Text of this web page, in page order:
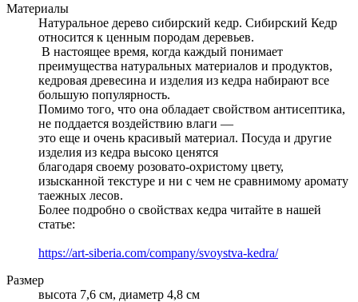
Материалы
Натуральное дерево сибирский кедр. Сибирский Кедр
относится к ценным породам деревьев.
В настоящее время, когда каждый понимает
преимущества натуральных материалов и продуктов,
кедровая древесина и изделия из кедра набирают все
большую популярность.
Помимо того, что она обладает свойством антисептика,
не поддается воздействию влаги —
это еще и очень красивый материал. Посуда и другие
изделия из кедра высоко ценятся
благодаря своему розовато-охристому цвету,
изысканной текстуре и ни с чем не сравнимому аромату
таежных лесов.
Более подробно о свойствах кедра читайте в нашей
статье:
https://art-siberia.com/company/svoystva-kedra/
Размер
высота 7,6 см, диаметр 4,8 см